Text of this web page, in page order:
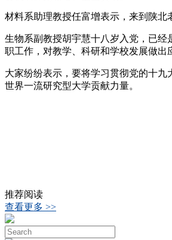
材料系助理教授任富增表示，来到陕北
生物系副教授胡宇慧十八岁入党，已
职工作，对教学、科研和学校发展做出
大家纷纷表示，要将学习贯彻党的十
世界一流研究型大学贡献力量。
推荐阅读
查看更多 >>